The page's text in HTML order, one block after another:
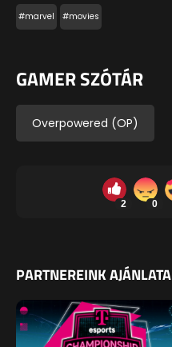
#marvel #movies
GAMER SZÓTÁR
Overpowered (OP)
2 0
PARTNEREINK AJÁNLATA